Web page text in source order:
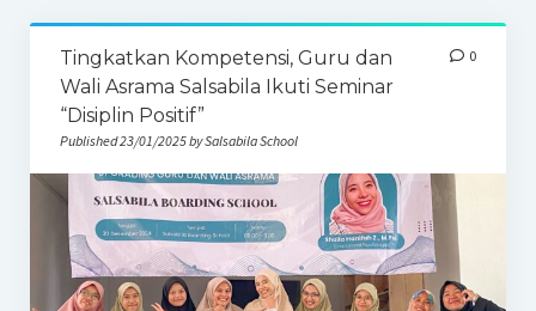
Tingkatkan Kompetensi, Guru dan
Wali Asrama Salsabila Ikuti Seminar
“Disiplin Positif”
Published 23/01/2025 by Salsabila School
0